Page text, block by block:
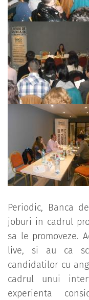
Periodic, Banca
joburi in cadrul
sa le promoveze.
live, si au ca
candidatilor cu
cadrul unui
experienta